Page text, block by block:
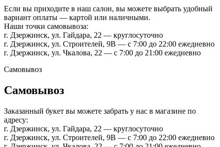
Если вы приходите в наш салон, вы можете выбрать удобный
вариант оплаты — картой или наличными.
Наши точки самовывоза:
г. Дзержинск, ул. Гайдара, 22 — круглосуточно
г. Дзержинск, ул. Строителей, 9В — с 7:00 до 22:00 ежедневно
г. Дзержинск, ул. Чкалова, 22 — с 7:00 до 21:00 ежедневно
Самовывоз
Самовывоз
Заказанный букет вы можете забрать у нас в магазине по
адресу:
г. Дзержинск, ул. Гайдара, 22 — круглосуточно
г. Дзержинск, ул. Строителей, 9В — с 7:00 до 22:00 ежедневно